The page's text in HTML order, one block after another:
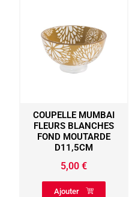
COUPELLE MUMBAI
FLEURS BLANCHES
FOND MOUTARDE
D11,5CM
5,00€
Ajouter